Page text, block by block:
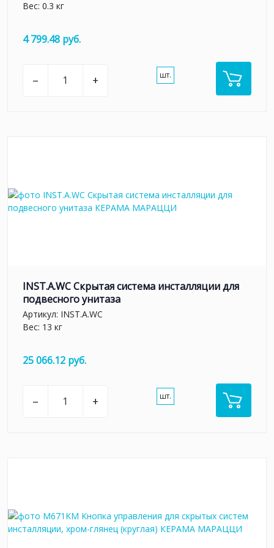
Вес: 0.3 кг
4 799.48 руб.
– + шт.
INST.A.WC Скрытая система инсталляции для
подвесного унитаза
Артикул: INST.A.WC
Вес: 13 кг
25 066.12 руб.
– + шт.